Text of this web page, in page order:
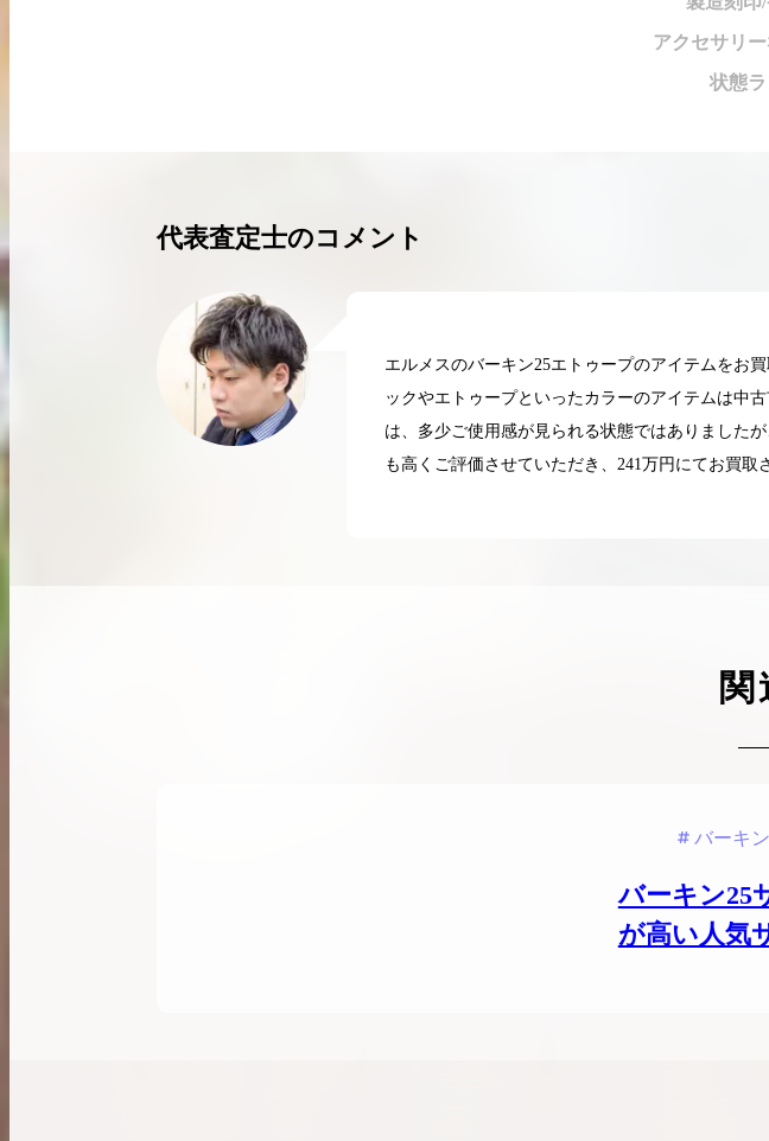
アクセサリ
状態ラ
代表査定士のコメント
エルメスのバーキン25エトゥープのアイテムをお
ックやエトゥープといったカラーのアイテムは中
は、多少ご使用感が見られる状態ではありました
も高くご評価させていただき、241万円にてお買取
関
バーキ
バーキン25
が高い人気